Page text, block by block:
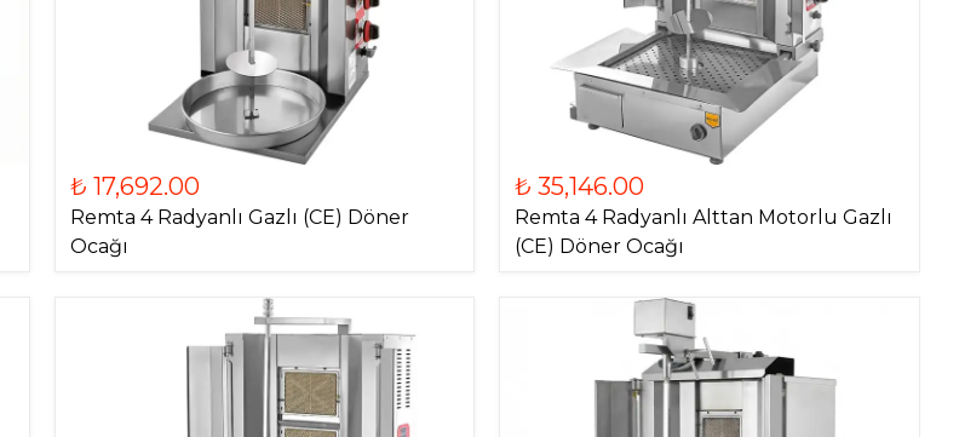
₺ 17,692.00
Remta 4 Radyanlı Gazlı (CE) Döner
Ocağı
₺ 35,146.00
Remta 4 Radyanlı Alttan Motorlu Gazlı
(CE) Döner Ocağı